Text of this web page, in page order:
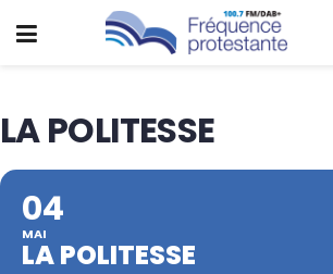
LA POLITESSE
04
MAI
LA POLITESSE